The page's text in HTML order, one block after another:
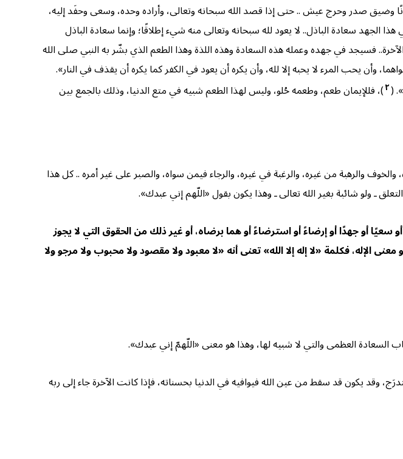
وضيق صدر وحرج عيش .. حتى إذا قصد الله سبحانه وتعالى، وأراده وحده، وسعى وحفَد إليه،
سعادة الباذل.. لا يعود لله سبحانه وتعالى منه شيء إطلاقًا؛ وإنما سعادة الباذل
فسيجد في جهده وعمله هذه السعادة وهذه اللذة وهذا الطعم الذي بشّر به النبي صلى الله
وأن يحب المرء لا يحبه إلا لله، وأن يكره أن يعود في الكفر كما يكره أن يقذف في النار».
(٢)، فللإيمان طعم، وطعمه حُلو، وليس لهذا الطعم شبيه في متع الدنيا، وذلك بالجمع بين
والرهبة من غيره، والرغبة في غيره، والرجاء فيمن سواه، والصبر على غير أمره .. كل هذا
ـ ولو شائبة بغير الله تعالى ـ وهذا يكون بقول «اللّهم إني عبدك».
أو جهدًا أو إرضاءً أو استرضاءً أو هما برضاه، أو غير ذلك من الحقوق التي لا يجوز
فكلمة «لا إله إلا الله» تعنى أنه «لا معبود ولا مقصود ولا محبوب ولا مرجو ولا
السعادة العظمى والتي لا شبيه لها، وهذا هو معنى «اللّهمّ إني عبدك».
وقد يكون قد سقط من عين الله فيوافيه في الدنيا بحسناته، فإذا كانت الآخرة جاء إلى ربه